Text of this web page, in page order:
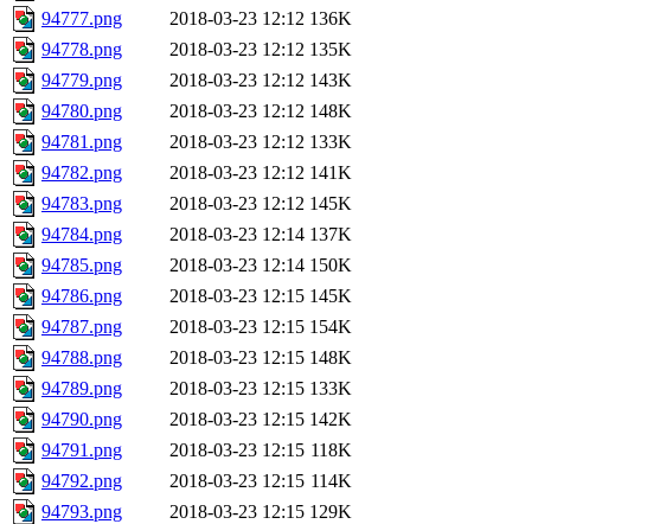
94777.png
2018-03-23 12:12 136K
94778.png
2018-03-23 12:12 135K
94779.png
2018-03-23 12:12 143K
94780.png
2018-03-23 12:12 148K
94781.png
2018-03-23 12:12 133K
94782.png
2018-03-23 12:12 141K
94783.png
2018-03-23 12:12 145K
94784.png
2018-03-23 12:14 137K
94785.png
2018-03-23 12:14 150K
94786.png
2018-03-23 12:15 145K
94787.png
2018-03-23 12:15 154K
94788.png
2018-03-23 12:15 148K
94789.png
2018-03-23 12:15 133K
94790.png
2018-03-23 12:15 142K
94791.png
2018-03-23 12:15 118K
94792.png
2018-03-23 12:15 114K
94793.png
2018-03-23 12:15 129K